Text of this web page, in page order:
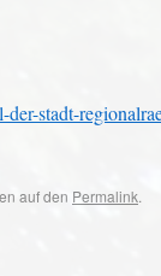
stadt-
auf den Permalink.